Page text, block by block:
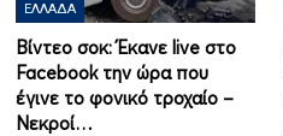
ΕΛΛΆΔΑ
Βίντεο σοκ: Έκανε live στο
Facebook την ώρα που
έγινε το φονικό τροχαίο –
Νεκροί…